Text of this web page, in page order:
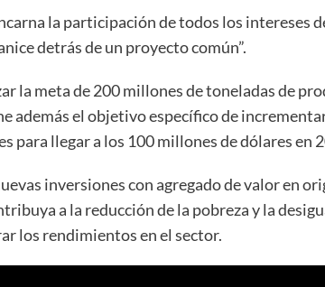
la participación de todos los intereses
detrás de un proyecto común”.
la meta de 200 millones de toneladas de
además el objetivo específico de
para llegar a los 100 millones de dólares en
inversiones con agregado de valor en
a la reducción de la pobreza y la
los rendimientos en el sector.